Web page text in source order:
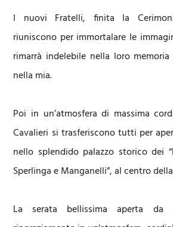
I nuovi Fratelli, finita la
riuniscono per immortalare le
rimarrà indelebile nella loro
nella mia.
Poi in un’atmosfera di massima
Cavalieri si trasferiscono tutti per
nello splendido palazzo storico dei
Sperlinga e Manganelli”, al centro
La serata bellissima aperta da